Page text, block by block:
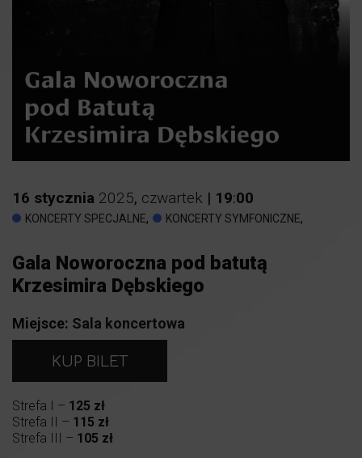
16 stycznia 2025, czwartek | 19:00
KONCERTY SPECJALNE, KONCERTY SYMFONICZNE,
Gala Noworoczna pod batutą
Krzesimira Dębskiego
Miejsce: Sala koncertowa
KUP BILET
Strefa I – 125 zł
Strefa II – 115 zł
Strefa III – 105 zł